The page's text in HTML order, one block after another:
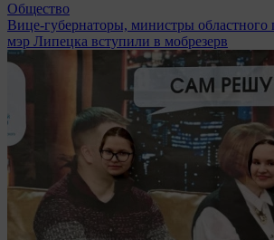
Общество
Вице-губернаторы, министры областного
мэр Липецка вступили в мобрезерв